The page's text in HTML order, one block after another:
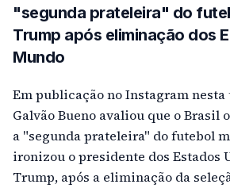
"segunda prateleira" do
Trump após eliminação dos
Mundo
Em publicação no Instagram
Galvão Bueno avaliou que o Brasil
a "segunda prateleira" do futebol
ironizou o presidente dos Estados
Trump, após a eliminação da